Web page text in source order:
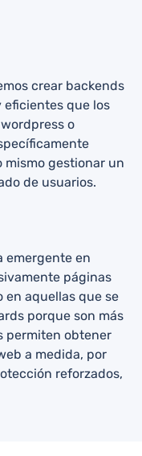
crear backends
que los
o
mismo gestionar un
de usuarios.
emergente en
páginas
en aquellas que se
porque son más
permiten obtener
a medida, por
reforzados,